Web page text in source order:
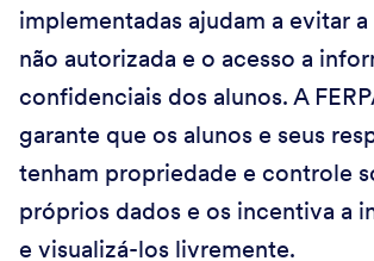
implementadas ajudam a evitar
não autorizada e o acesso a
confidenciais dos alunos. A
garante que os alunos e seus
tenham propriedade e controle
próprios dados e os incentiva a
e visualizá-los livremente.